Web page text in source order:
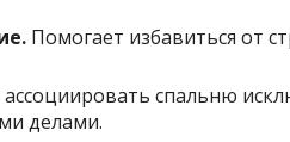
Помогает избавиться от
ассоциировать спальню
делами.